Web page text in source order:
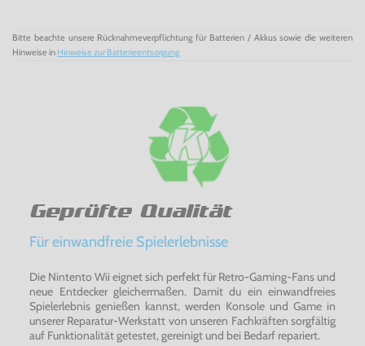
Bitte beachte unsere Rücknahmeverpflichtung für Batterien / Akkus sowie die weiteren
Hinweise in Hinweise zur Batterieentsorgung
Geprüfte Qualität
Für einwandfreie Spielerlebnisse
Die Nintento Wii eignet sich perfekt für Retro-Gaming-Fans und
neue Entdecker gleichermaßen. Damit du ein einwandfreies
Spielerlebnis genießen kannst, werden Konsole und Game in
unserer Reparatur-Werkstatt von unseren Fachkräften sorgfältig
auf Funktionalität getestet, gereinigt und bei Bedarf repariert.